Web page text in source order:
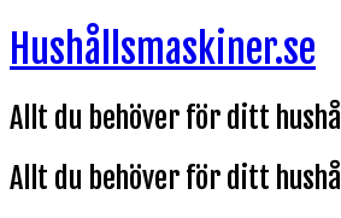
Hoppa
till
Hushållsmaskiner.se
Allt du behöver för ditt hushåll
Allt du behöver för ditt hushåll